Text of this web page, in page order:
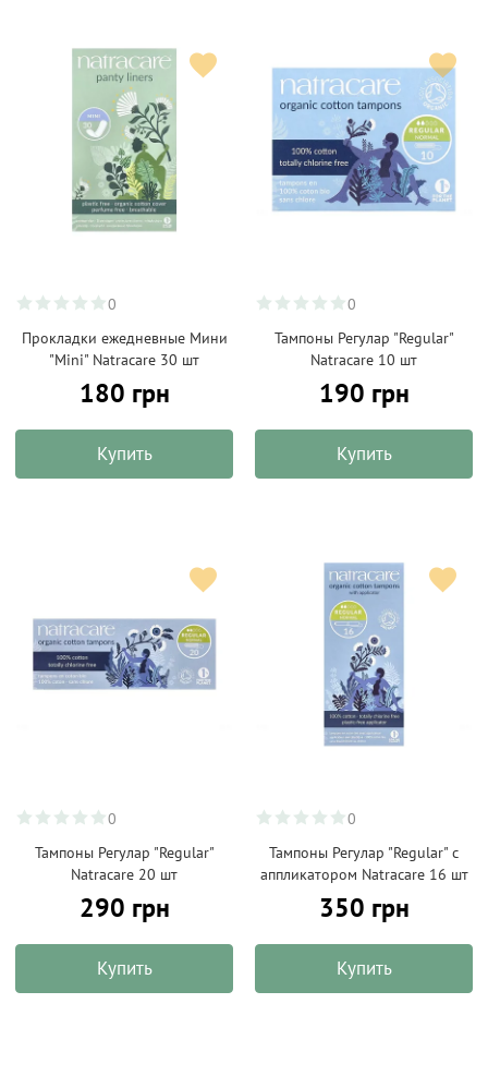
0
Прокладки ежедневные Мини
"Mini" Natracare 30 шт
180 грн
Купить
0
Тампоны Регулар "Regular"
Natracare 10 шт
190 грн
Купить
0
Тампоны Регулар "Regular"
Natracare 20 шт
290 грн
Купить
0
Тампоны Регулар "Regular" с
аппликатором Natracare 16 шт
350 грн
Купить